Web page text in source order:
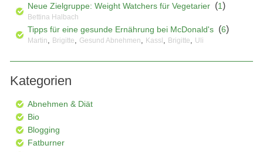
Neue Zielgruppe: Weight Watchers für Vegetarier (1)
Bettina Halbach
Tipps für eine gesunde Ernährung bei McDonald's (6)
Martin, Brigitte, Gesund Abnehmen, Kassl , Brigitte, Uli
Kategorien
Abnehmen & Diät
Bio
Blogging
Fatburner